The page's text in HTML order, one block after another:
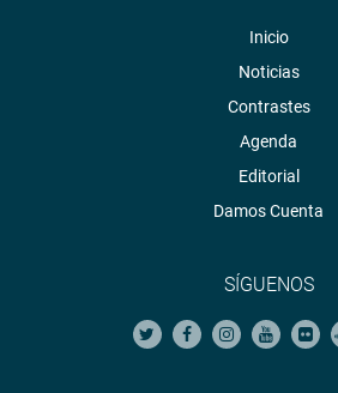
Inicio
Noticias
Contrastes
Agenda
Editorial
Damos Cuenta
SÍGUENOS